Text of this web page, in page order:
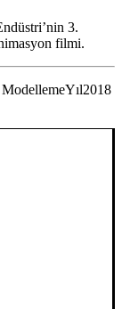
3.
filmi.
Yıl2018